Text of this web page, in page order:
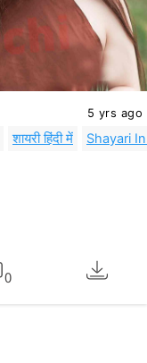
5 yrs ago
शायरी हिंदी में Shayari
0